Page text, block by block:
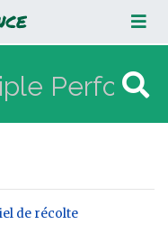
de récolte